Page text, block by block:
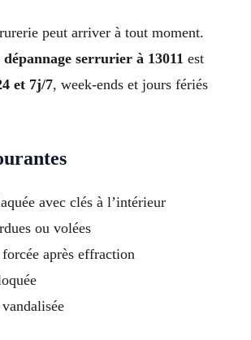
peut arriver à tout moment.
dépannage serrurier à 13011 est
et 7j/7, week-ends et jours fériés
avec clés à l’intérieur
ou volées
forcée après effraction